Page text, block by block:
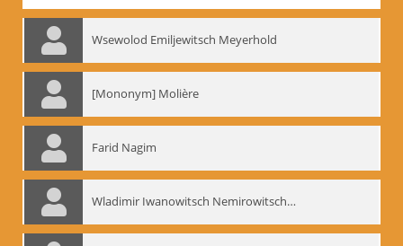
Wsewolod Emiljewitsch Meyerhold
[Mononym] Molière
Farid Nagim
Wladimir Iwanowitsch Nemirowitsch-Dantschenko